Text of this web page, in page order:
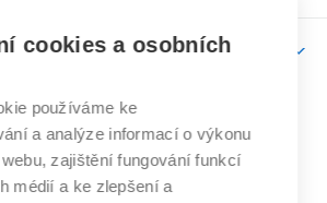
rada
výzkumu
/ ContriBUTe
učení
technické
cookies a osobních
používáme ke
a analýze informací o výkonu
zajištění fungování funkcí
médií a ke zlepšení a